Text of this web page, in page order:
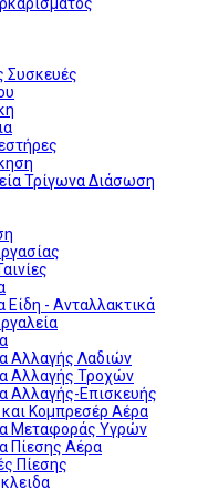
Συσκευές
Τρίγωνα Διάσωση
Είδη - Ανταλλακτικά
Αλλαγής Λαδιών
Αλλαγής Τροχών
Αλλαγής-Επισκευής
Κομπρεσέρ Αέρα
Μεταφοράς Υγρών
Πίεσης Αέρα
Πίεσης